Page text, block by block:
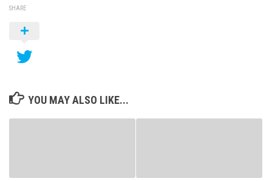
SHARE
YOU MAY ALSO LIKE...